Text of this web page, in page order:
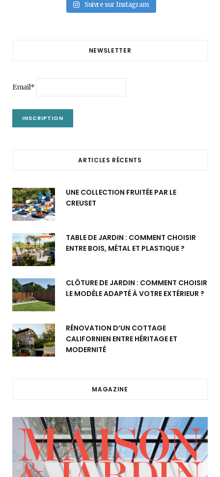
Suivre sur Instagram
NEWSLETTER
Email*
ARTICLES RÉCENTS
UNE COLLECTION FRUITÉE PAR LE
CREUSET
TABLE DE JARDIN : COMMENT CHOISIR
ENTRE BOIS, MÉTAL ET PLASTIQUE ?
CLÔTURE DE JARDIN : COMMENT CHOISIR
LE MODÈLE ADAPTÉ À VOTRE EXTÉRIEUR ?
RÉNOVATION D’UN COTTAGE
CALIFORNIEN ENTRE HÉRITAGE ET
MODERNITÉ
MAGAZINE